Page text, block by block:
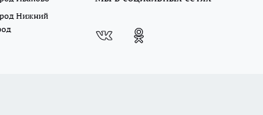
Нижний